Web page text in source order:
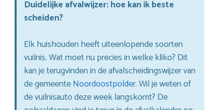
Duidelijke afvalwijzer: hoe kan ik beste
scheiden?
Elk huishouden heeft uiteenlopende soorten
vuilnis. Wat moet nu precies in welke kliko? Dit
kan je terugvinden in de afvalscheidingswijzer van
de gemeenteNoordoostpolder. Wil je weten of
de vuilnisauto deze week langskomt? De